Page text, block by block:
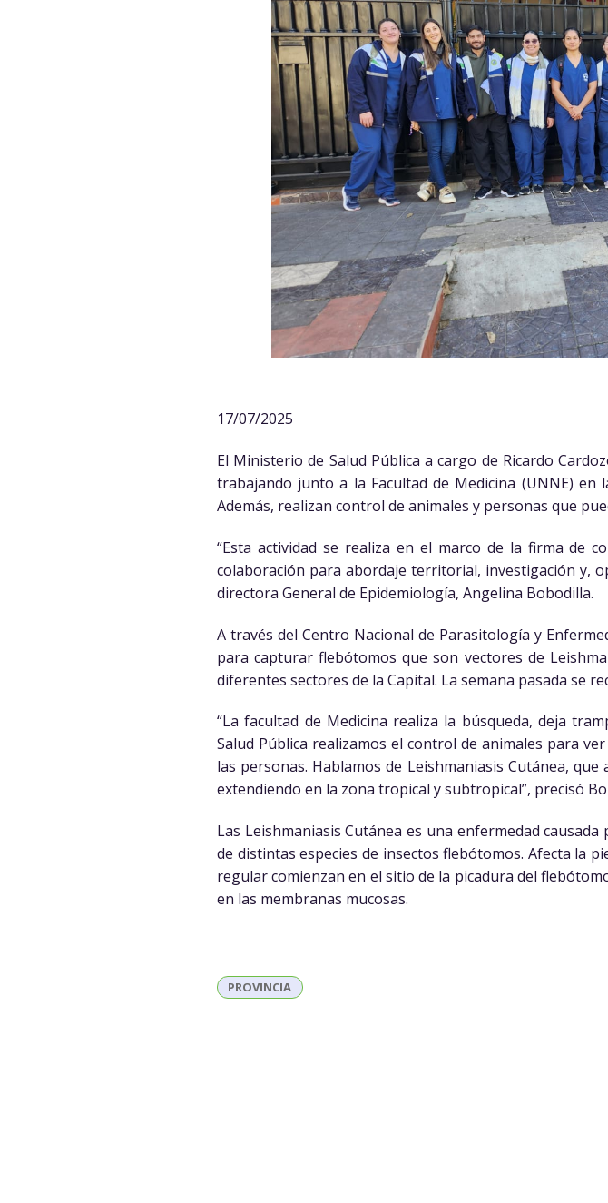
17/07/2025
El Ministerio de Salud Pública a cargo de Ricardo
trabajando junto a la Facultad de Medicina (UNNE) en
Además, realizan control de animales y personas que
“Esta actividad se realiza en el marco de la firma de
colaboración para abordaje territorial, investigación y,
directora General de Epidemiología, Angelina Bobodilla.
A través del Centro Nacional de Parasitología y
para capturar flebótomos que son vectores de
diferentes sectores de la Capital. La semana pasada se
“La facultad de Medicina realiza la búsqueda, deja
Salud Pública realizamos el control de animales para
las personas. Hablamos de Leishmaniasis Cutánea,
extendiendo en la zona tropical y subtropical”, precisó
Las Leishmaniasis Cutánea es una enfermedad
de distintas especies de insectos flebótomos. Afecta la
regular comienzan en el sitio de la picadura del
en las membranas mucosas.
PROVINCIA